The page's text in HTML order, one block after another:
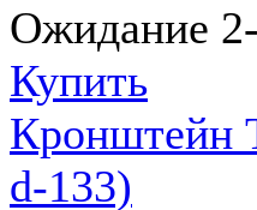
Ожидание
Купить
Кронштейн
d-133)